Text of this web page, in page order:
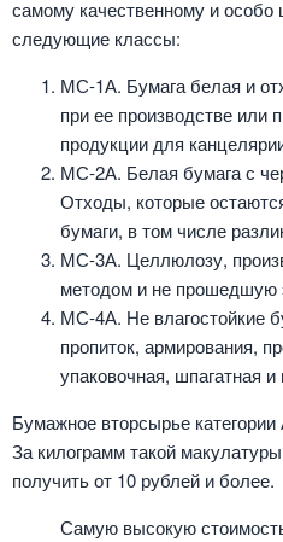
самому качественному и особо
следующие классы:
МС-1А. Бумага белая и
при ее производстве или
продукции для
МС-2А. Белая бумага с
Отходы, которые
бумаги, в том числе
МС-3А. Целлюлозу,
методом и не прошедшую
МС-4А. Не влагостойкие
пропиток, армирования,
упаковочная, шпагатная
Бумажное вторсырье
За килограмм такой
получить от 10 рублей и более.
Самую высокую